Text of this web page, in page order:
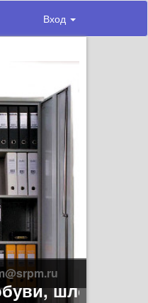
Вход
шлемов,